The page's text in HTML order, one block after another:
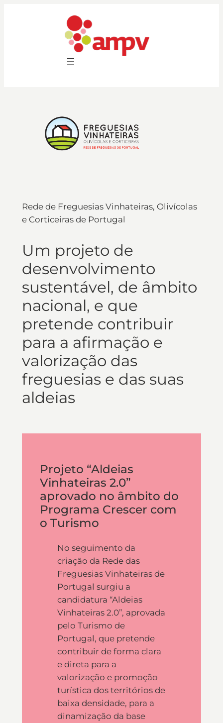
Rede de Freguesias Vinhateiras, Olivícolas
e Corticeiras de Portugal
Um projeto de
desenvolvimento
sustentável, de âmbito
nacional, e que
pretende contribuir
para a afirmação e
valorização das
freguesias e das suas
aldeias
Projeto “Aldeias
Vinhateiras 2.0”
aprovado no âmbito do
Programa Crescer com
o Turismo
No seguimento da
criação da Rede das
Freguesias Vinhateiras de
Portugal surgiu a
candidatura “Aldeias
Vinhateiras 2.0”, aprovada
pelo Turismo de
Portugal, que pretende
contribuir de forma clara
e direta para a
valorização e promoção
turística dos territórios de
baixa densidade, para a
dinamização da base